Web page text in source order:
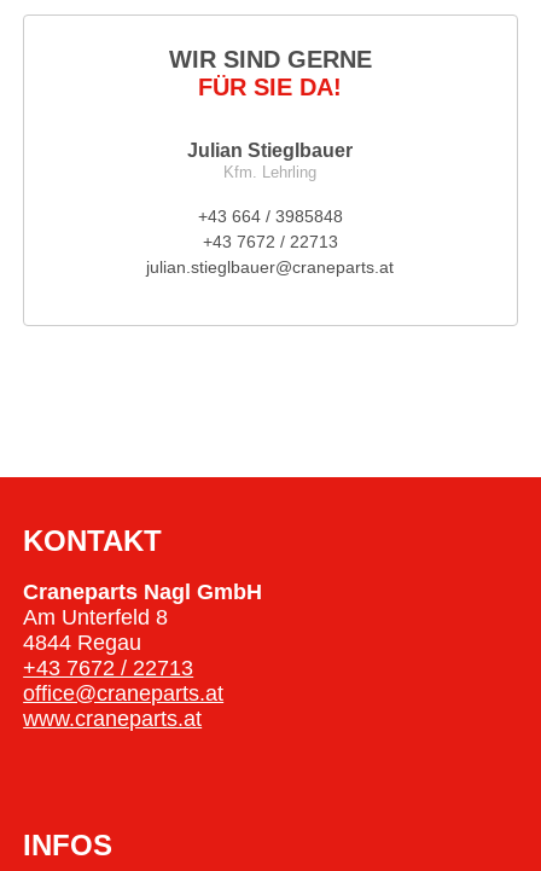
WIR SIND GERNE
FÜR SIE DA!
Julian Stieglbauer
Kfm. Lehrling
+43 664 / 3985848
+43 7672 / 22713
julian.stieglbauer@craneparts.at
KONTAKT
Craneparts Nagl GmbH
Am Unterfeld 8
4844 Regau
+43 7672 / 22713
office@craneparts.at
www.craneparts.at
INFOS